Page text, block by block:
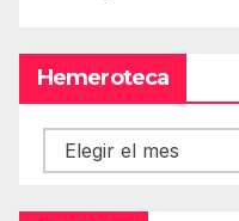
Hemeroteca
Hemeroteca